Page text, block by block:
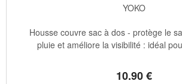
YOKO
10.90€
Housse couvre sac à dos - protège le
pluie et améliore la visibilité : idéal